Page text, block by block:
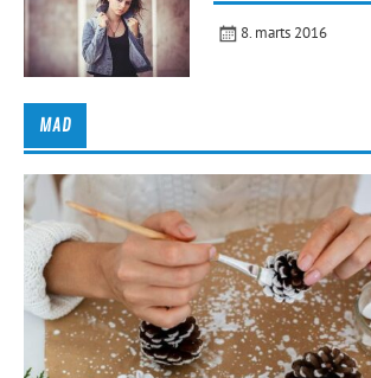
8. marts 2016
MAD